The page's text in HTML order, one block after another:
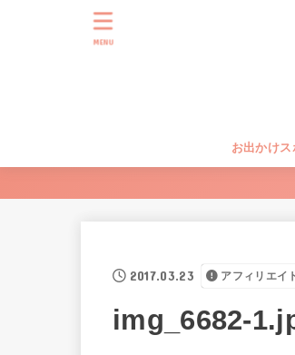
お出かけ
MENU
2017.03.23 アフィリエイ
img_6682-